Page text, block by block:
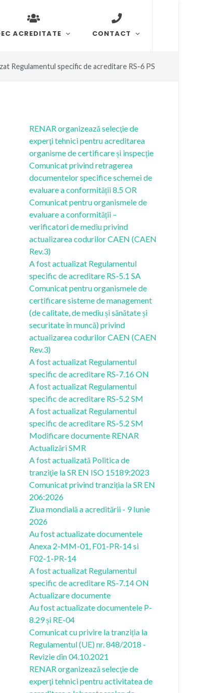
ACREDITATE CONTACT
Regulamentul specific de acreditare RS-6 PS
RENAR organizează selecţie de
experţi tehnici pentru acreditarea
organisme de certificare și inspecție
Comunicat privind retragerea
documentelor specifice schemei de
evaluare a conformității 8.5 OR
Comunicat pentru organismele de
evaluare a conformității –
verificatori de mediu privind
actualizarea codurilor CAEN (CAEN
Rev.3)
A fost actualizat Regulamentul
specific de acreditare RS-5.1 SA
Comunicat pentru organismele de
certificare sisteme de management
(de calitate, de mediu și sănătate și
securitate în muncă) privind
actualizarea codurilor CAEN (CAEN
Rev.3)
A fost actualizat Regulamentul
specific de acreditare RS-7.16 ON
A fost actualizat Regulamentul
specific de acreditare RS-5.2 SM
A fost actualizat Regulamentul
specific de acreditare RS-5.2 SM
Modificare documente RENAR
Actualizări SMR
A fost actualizată Politica de
tranziţie la SR EN ISO 15189:2023
Comunicat privind tranziția la SR EN
206:2026
Ziua mondială a acreditării - 9 Iunie
2026
Au fost actualizate documentele
Anexa 2-MM-01, F01-PR-14 si
F02-1-PR-14
A fost actualizat Regulamentul
specific de acreditare RS-7.14 ON
Actualizare documente
Au fost actualizate documentele P-
8.29 și RE-04
Comunicat cu privire la tranziția la
Regulamentul (UE) nr. 848/2018 -
Revizie din 04.10.2021
RENAR organizează selecţie de
experţi tehnici pentru activitatea de